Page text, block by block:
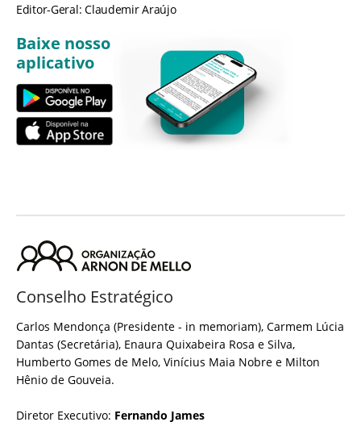
Editor-Geral: Claudemir Araújo
Baixe nosso
aplicativo
Conselho Estratégico
Carlos Mendonça (Presidente - in memoriam), Carmem Lúcia
Dantas (Secretária), Enaura Quixabeira Rosa e Silva,
Humberto Gomes de Melo, Vinícius Maia Nobre e Milton
Hênio de Gouveia.
Diretor Executivo: Fernando James